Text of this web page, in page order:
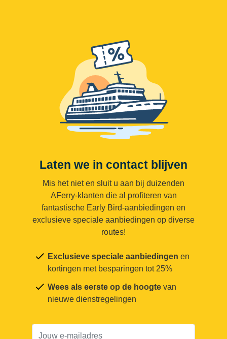
Laten we in contact blijven
Mis het niet en sluit u aan bij duizenden
AFerry-klanten die al profiteren van
fantastische Early Bird-aanbiedingen en
exclusieve speciale aanbiedingen op diverse
routes!
Exclusieve speciale aanbiedingen en
kortingen met besparingen tot 25%
Wees als eerste op de hoogte van
nieuwe dienstregelingen